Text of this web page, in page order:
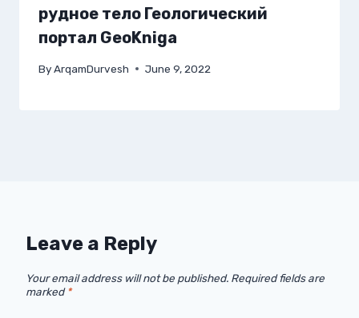
рудное тело Геологический
портал GeoKniga
ByArqamDurvesh June 9, 2022
Leave a Reply
Your email address will not be published. Required fields are
marked *